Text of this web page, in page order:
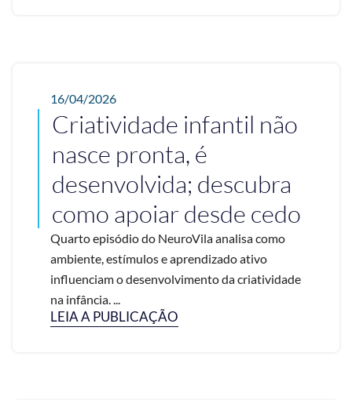
16/04/2026
Criatividade infantil não
nasce pronta, é
desenvolvida; descubra
como apoiar desde cedo
Quarto episódio do NeuroVila analisa como
ambiente, estímulos e aprendizado ativo
influenciam o desenvolvimento da criatividade
na infância. ...
LEIA A PUBLICAÇÃO